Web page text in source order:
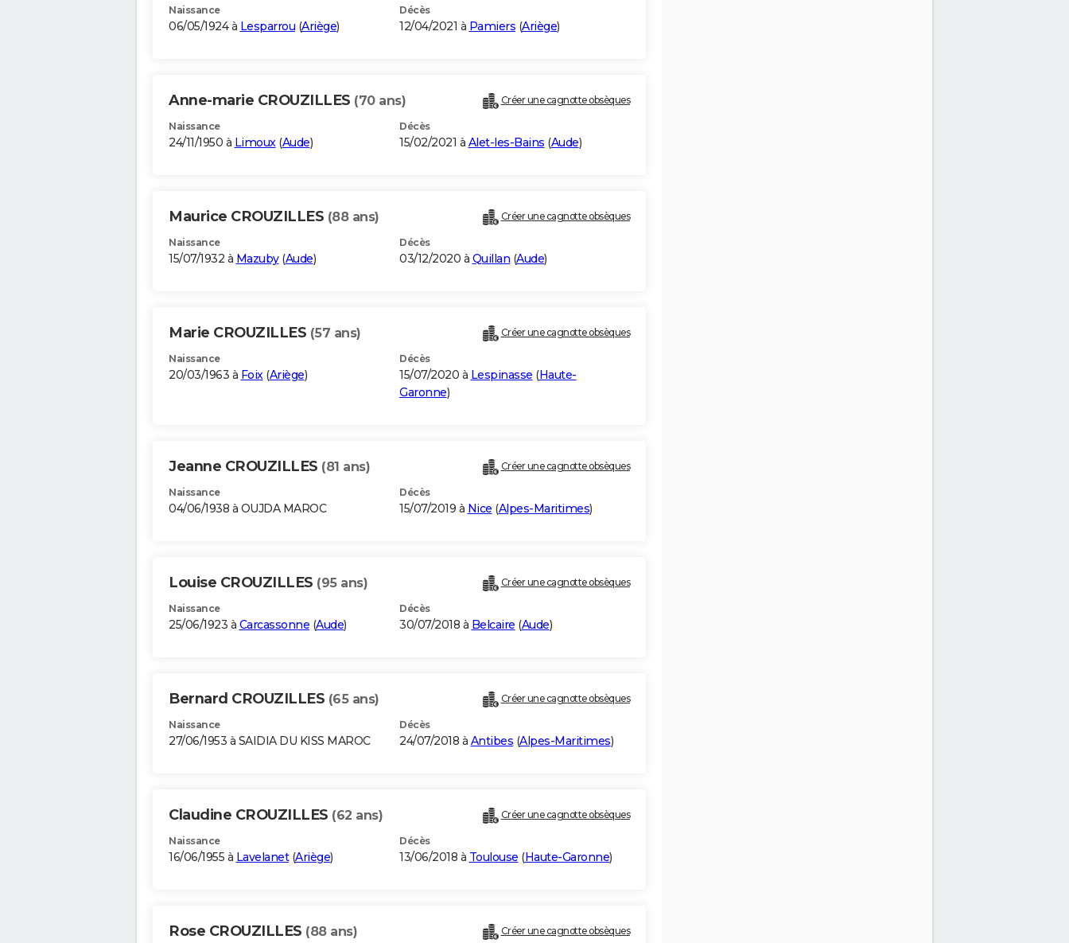
Naissance
06/05/1924 à Lesparrou (Ariège)
Décès
12/04/2021 à Pamiers (Ariège)
Anne-marie CROUZILLES (70 ans) Créer une cagnotte obsèques
Naissance
24/11/1950 à Limoux(Aude)
Décès
15/02/2021 à Alet-les-Bains (Aude)
Maurice CROUZILLES (88 ans) Créer une cagnotte obsèques
Naissance
15/07/1932 à Mazuby(Aude)
Décès
03/12/2020 à Quillan (Aude)
Marie CROUZILLES (57 ans) Créer une cagnotte obsèques
Naissance
20/03/1963 à Foix(Ariège)
Décès
15/07/2020 à Lespinasse (Haute-
Garonne)
Jeanne CROUZILLES (81 ans) Créer une cagnotte obsèques
Naissance
04/06/1938 à OUJDA MAROC
Décès
15/07/2019 à Nice (Alpes-Maritimes)
Louise CROUZILLES (95 ans) Créer une cagnotte obsèques
Naissance
25/06/1923 à Carcassonne (Aude)
Décès
30/07/2018 à Belcaire (Aude)
Bernard CROUZILLES (65 ans) Créer une cagnotte obsèques
Naissance
27/06/1953 à SAIDIA DU KISS MAROC
Décès
24/07/2018 à Antibes (Alpes-Maritimes)
Claudine CROUZILLES (62 ans) Créer une cagnotte obsèques
Naissance
16/06/1955 à Lavelanet(Ariège)
Décès
13/06/2018 à Toulouse (Haute-Garonne)
Rose CROUZILLES (88 ans) Créer une cagnotte obsèques